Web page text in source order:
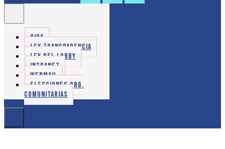
OIRS
LEY TRANSPARENCIA
LEY DEL LOBBY
INTRANET
WEBMAIL
ELECCIONES ORG.
COMUNITARIAS